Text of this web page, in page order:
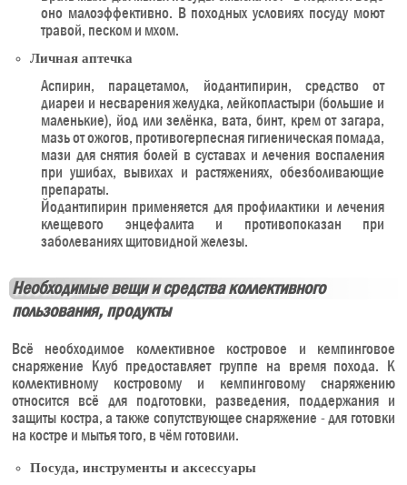
оно малоэффективно. В походных условиях посуду моют
травой, песком и мхом.
Личная аптечка
Аспирин, парацетамол, йодантипирин, средство от
диареи и несварения желудка, лейкопластыри (большие и
маленькие), йод или зелёнка, вата, бинт, крем от загара,
мазь от ожогов, противогерпесная гигиеническая помада,
мази для снятия болей в суставах и лечения воспаления
при ушибах, вывихах и растяжениях, обезболивающие
препараты.
Йодантипирин применяется для профилактики и лечения
клещевого энцефалита и противопоказан при
заболеваниях щитовидной железы.
Необходимые вещи и средства коллективного
пользования, продукты
Всё необходимое коллективное костровое и кемпинговое
снаряжение Клуб предоставляет группе на время похода. К
коллективному костровому и кемпинговому снаряжению
относится всё для подготовки, разведения, поддержания и
защиты костра, а также сопутствующее снаряжение - для готовки
на костре и мытья того, в чём готовили.
Посуда, инструменты и аксессуары